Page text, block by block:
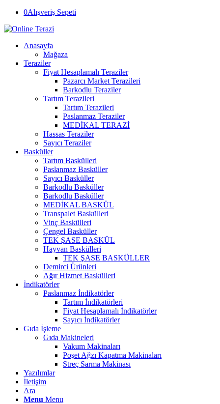
0Alışveriş Sepeti
Anasayfa
Mağaza
Teraziler
Fiyat Hesaplamalı Teraziler
Pazarcı Market Terazileri
Barkodlu Teraziler
Tartım Terazileri
Tartım Terazileri
Paslanmaz Teraziler
MEDİKAL TERAZİ
Hassas Teraziler
Sayıcı Teraziler
Basküller
Tartım Baskülleri
Paslanmaz Basküller
Sayıcı Basküller
Barkodlu Basküller
Barkodlu Basküller
MEDİKAL BASKÜL
Transpalet Baskülleri
Vinç Baskülleri
Çengel Basküller
TEK ŞASE BASKÜL
Hayvan Baskülleri
TEK ŞASE BASKÜLLER
Demirci Ürünleri
Ağır Hizmet Baskülleri
İndikatörler
Paslanmaz İndikatörler
Tartım İndikatörleri
Fiyat Hesaplamalı İndikatörler
Sayıcı İndikatörler
Gıda İşleme
Gıda Makineleri
Vakum Makinaları
Poşet Ağzı Kapatma Makinaları
Streç Sarma Makinası
Yazılımlar
İletişim
Ara
Menu Menu